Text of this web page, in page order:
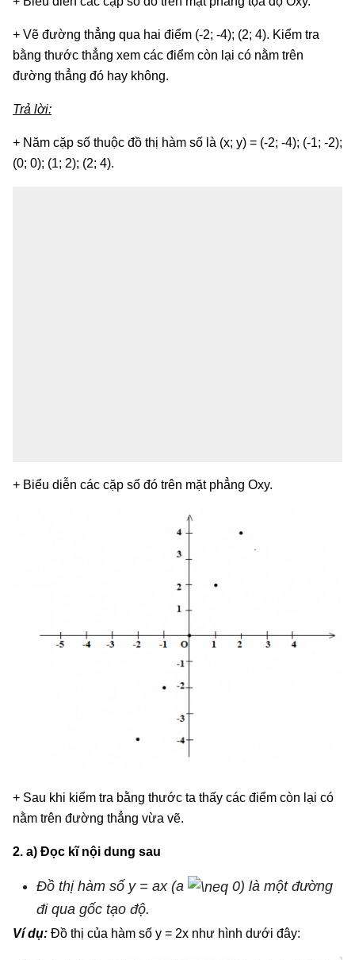
+ Vẽ đường thẳng qua hai điểm (-2; -4); (2; 4). Kiểm tra
bằng thước thẳng xem các điểm còn lại có nằm trên
đường thẳng đó hay không.
Trả lời:
+ Năm cặp số thuộc đồ thị hàm số là (x; y) = (-2; -4); (-1; -2);
(0; 0); (1; 2); (2; 4).
+ Biểu diễn các cặp số đó trên mặt phẳng Oxy.
+ Sau khi kiểm tra bằng thước ta thấy các điểm còn lại có
nằm trên đường thẳng vừa vẽ.
2. a) Đọc kĩ nội dung sau
Đồ thị hàm số y = ax (a
0) là một đường
đi qua gốc tạo độ.
Ví dụ: Đồ thị của hàm số y = 2x như hình dưới đây: